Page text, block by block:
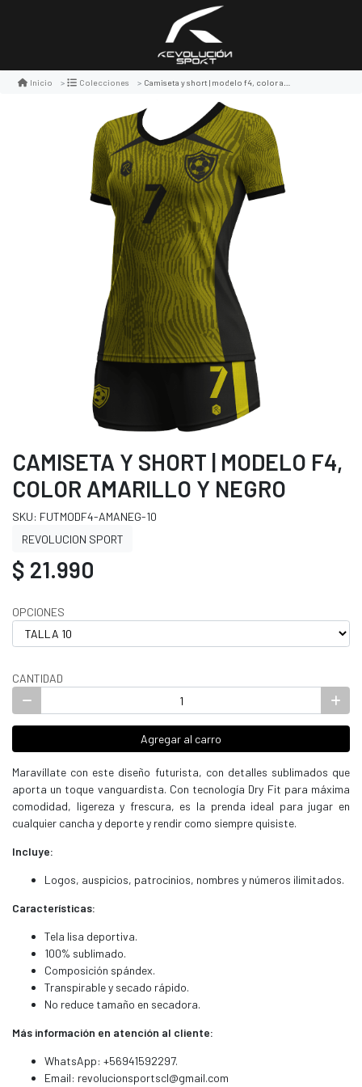
Inicio Colecciones Camiseta y short | modelo f4, color amarillo y negro
CAMISETA Y SHORT | MODELO F4,
COLOR AMARILLO Y NEGRO
SKU: FUTMODF4-AMANEG-10
REVOLUCION SPORT
$ 21.990
OPCIONES
CANTIDAD
Agregar al carro
Maravíllate con este diseño futurista, con detalles sublimados que
aporta un toque vanguardista. Con tecnología Dry Fit para máxima
comodidad, ligereza y frescura, es la prenda ideal para jugar en
cualquier cancha y deporte y rendir como siempre quisiste.
Incluye:
Logos, auspicios, patrocinios, nombres y números ilimitados.
Características:
Tela lisa deportiva.
100% sublimado.
Composición spándex.
Transpirable y secado rápido.
No reduce tamaño en secadora.
Más información en atención al cliente:
WhatsApp: +56941592297.
Email: revolucionsportscl@gmail.com